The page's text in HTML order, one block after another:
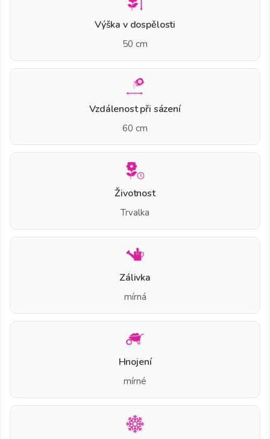
Výška v dospělosti
50 cm
Vzdálenost při sázení
60 cm
Životnost
Trvalka
Zálivka
mírná
Hnojení
mírné